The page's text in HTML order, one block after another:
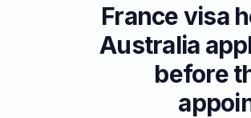
France visa
Australia
before